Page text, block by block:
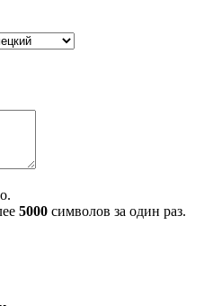
5000 символов за один раз.